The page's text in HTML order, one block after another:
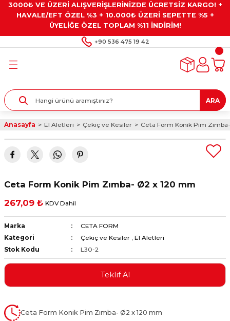
3000₺ VE ÜZERİ ALIŞVERİŞLERİNİZDE ÜCRETSİZ KARGO! +
HAVALE/EFT ÖZEL %3 + 10.000₺ ÜZERİ SEPETTE %5 +
ÜYELİĞE ÖZEL TOPLAM %11 İNDİRİM!
+90 536 475 19 42
Geri Dön
Kaplamalar
Geri Dön
Geri Dön
Gresler
Geri Dön
Alet Setleri
ve Multimetreler
ve Penseler
Geri Dön
Taşları ve
ARA
Anasayfa El Aletleri Çekiç ve Kesiler Ceta Form Konik Pim
Ceta Form Konik Pim Zımba- Ø2 x 120 mm
267,09 ₺ KDV Dahil
Marka
CETA FORM
Kategori
Çekiç ve Kesiler , El Aletleri
Stok Kodu
L30-2
Teklif Al
Ceta Form Konik Pim Zımba- Ø2 x 120 mm